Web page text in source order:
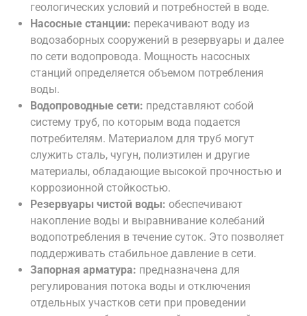
геологических условий и потребностей в воде.
Насосные станции: перекачивают воду из
водозаборных сооружений в резервуары и далее
по сети водопровода. Мощность насосных
станций определяется объемом потребления
воды.
Водопроводные сети: представляют собой
систему труб, по которым вода подается
потребителям. Материалом для труб могут
служить сталь, чугун, полиэтилен и другие
материалы, обладающие высокой прочностью и
коррозионной стойкостью.
Резервуары чистой воды: обеспечивают
накопление воды и выравнивание колебаний
водопотребления в течение суток. Это позволяет
поддерживать стабильное давление в сети.
Запорная арматура: предназначена для
регулирования потока воды и отключения
отдельных участков сети при проведении